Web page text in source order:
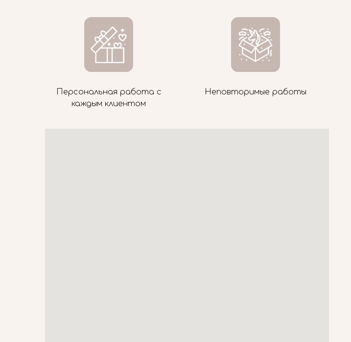
Персональная работа с
каждым клиентом
Неповторимые работы